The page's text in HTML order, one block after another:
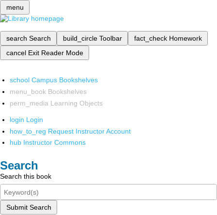
menu
search Search build_circle Toolbar fact_check Homework
cancel Exit Reader Mode
school Campus Bookshelves
menu_book Bookshelves
perm_media Learning Objects
login Login
how_to_reg Request Instructor Account
hub Instructor Commons
Search
Search this book
Submit Search